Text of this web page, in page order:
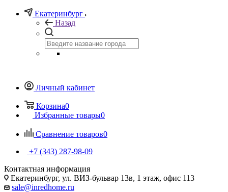
Екатеринбург
Назад
Личный кабинет
Корзина0
Избранные товары0
Сравнение товаров0
+7 (343) 287-98-09
Контактная информация
Екатеринбург, ул. ВИЗ-бульвар 13в, 1 этаж, офис 113
sale@inredhome.ru